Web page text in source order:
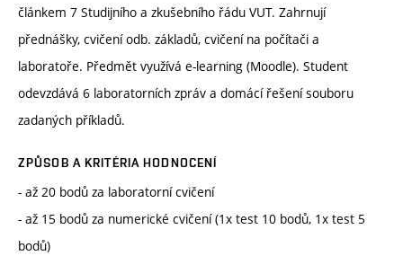
článkem 7 Studijního a zkušebního řádu VUT. Zahrnují
přednášky, cvičení odb. základů, cvičení na počítači a
laboratoře. Předmět využívá e-learning (Moodle). Student
odevzdává 6 laboratorních zpráv a domácí řešení souboru
zadaných příkladů.
ZPŮSOB A KRITÉRIA HODNOCENÍ
- až 20 bodů za laboratorní cvičení
- až 15 bodů za numerické cvičení (1x test 10 bodů, 1x test 5
bodů)